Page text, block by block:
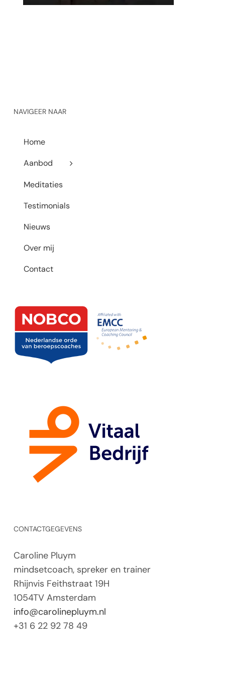
NAVIGEER NAAR
Home
Aanbod
Meditaties
Testimonials
Nieuws
Over mij
Contact
CONTACTGEGEVENS
Caroline Pluym
mindsetcoach, spreker en trainer
Rhijnvis Feithstraat 19H
1054TV Amsterdam
info@carolinepluym.nl
+31 6 22 92 78 49